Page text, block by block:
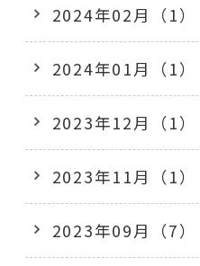
2024年02月（1）
2024年01月（1）
2023年12月（1）
2023年11月（1）
2023年09月（7）